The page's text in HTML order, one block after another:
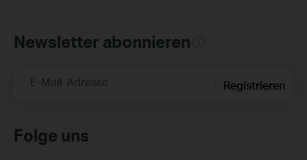
Newsletter abonnieren
E-Mail-Adresse Registrieren
Folge uns